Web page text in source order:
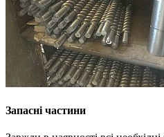
Запасні частини